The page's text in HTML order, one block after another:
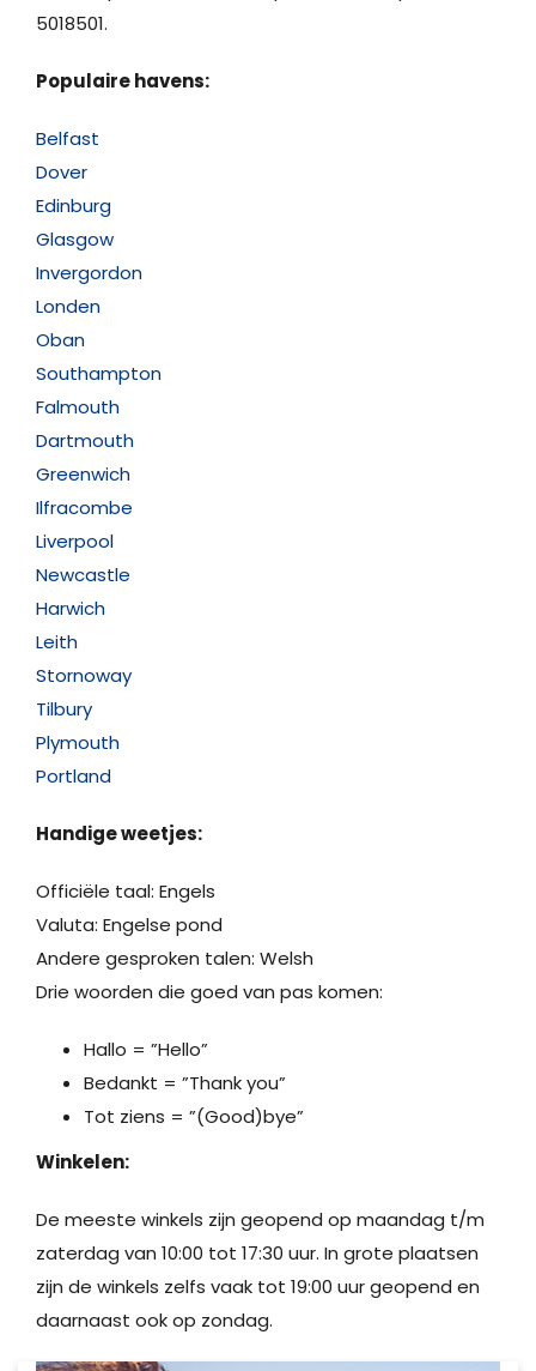
5018501.
Populaire havens:
Belfast
Dover
Edinburg
Glasgow
Invergordon
Londen
Oban
Southampton
Falmouth
Dartmouth
Greenwich
Ilfracombe
Liverpool
Newcastle
Harwich
Leith
Stornoway
Tilbury
Plymouth
Portland
Handige weetjes:
Officiële taal: Engels
Valuta: Engelse pond
Andere gesproken talen: Welsh
Drie woorden die goed van pas komen:
Hallo = ”Hello”
Bedankt = ”Thank you”
Tot ziens = ”(Good)bye”
Winkelen:
De meeste winkels zijn geopend op maandag t/m
zaterdag van 10:00 tot 17:30 uur. In grote plaatsen
zijn de winkels zelfs vaak tot 19:00 uur geopend en
daarnaast ook op zondag.